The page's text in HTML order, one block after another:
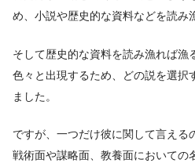
め、小説や歴史的な資料などを読み
そして歴史的な資料を読み漁れば漁
色々と出現するため、どの説を選択
ました。
ですが、一つだけ彼に関して言える
戦術面や謀略面、教養面においての